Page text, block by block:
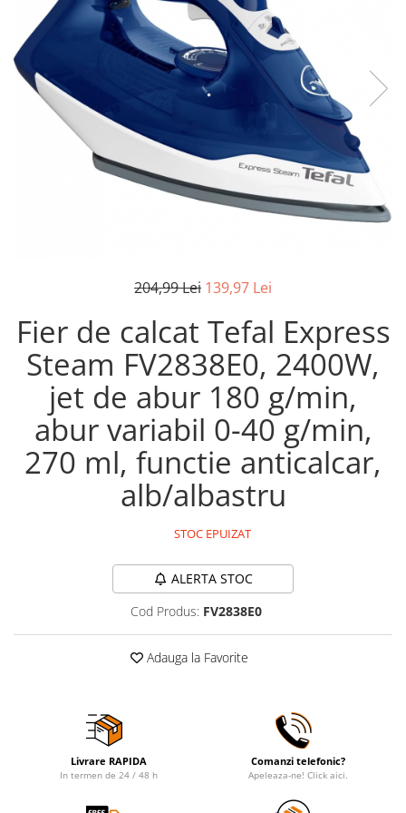
Pistoale de lipit
Termometre bucatarie
Tigai si Seturi
Unelte si aparate de masura
Uscatoare Rufe
Veioze si Lampi
Vopsele si Pigmenti
Perii de par electrice
Uscatoare de par
204,99 Lei 139,97 Lei
Fier de calcat Tefal Express
Steam FV2838E0, 2400W,
jet de abur 180 g/min,
abur variabil 0-40 g/min,
270 ml, functie anticalcar,
alb/albastru
STOC EPUIZAT
ALERTA STOC
Cod Produs: FV2838E0
Adauga la Favorite
Livrare RAPIDA
In termen de 24 / 48 h
Comanzi telefonic?
Apeleaza-ne! Click aici.